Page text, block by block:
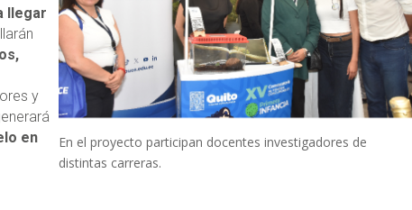
llegar
y
en
En el proyecto participan docentes investigadores de
distintas carreras.